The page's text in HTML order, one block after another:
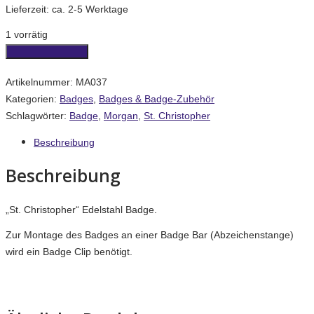
Lieferzeit: ca. 2-5 Werktage
1 vorrätig
Badge
Christopher"
Menge
Artikelnummer: MA037
Kategorien: Badges Badges & Badge-Zubehör
Schlagwörter: Badge Morgan St. Christopher
Beschreibung
Beschreibung
„St. Christopher“ Edelstahl Badge.
Zur Montage des Badges an einer Badge Bar (Abzeichenstange)
wird ein Badge Clip benötigt.